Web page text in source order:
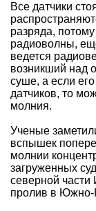
Все датчики
разряда,
радиоволны,
ведется
возникший над
суше, а если его
датчиков, то
молния.
Ученые
вспышек
молнии
загруженных
северной части
пролив в Южно-